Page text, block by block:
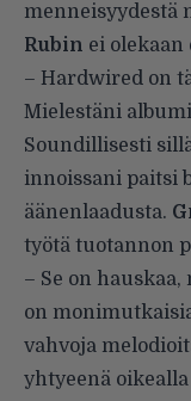
menneisyydestä
Rubin ei olekaan
– Hardwired on
Mielestäni
Soundillisesti
innoissani paitsi
äänenlaadusta.
työtä tuotannon
– Se on
on
vahvoja
yhtyeenä